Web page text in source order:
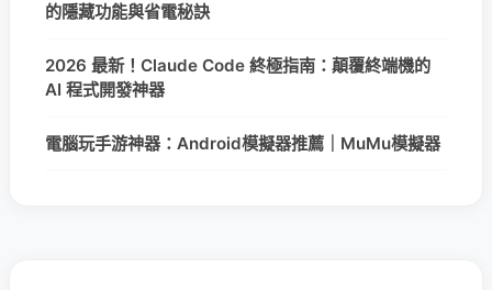
的隱藏功能與省電秘訣
2026 最新！Claude Code 終極指南：顛覆終端機的
AI 程式開發神器
電腦玩手游神器：Android模擬器推薦｜MuMu模擬器